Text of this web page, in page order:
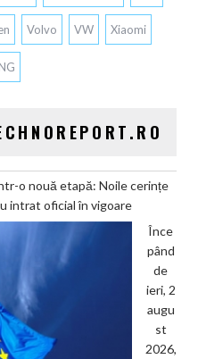
Volvo VW Xiaomi
o nouă etapă: Noile cerințe
intrat oficial în vigoare
Înce
pând
de
ieri, 2
augu
st
2026,